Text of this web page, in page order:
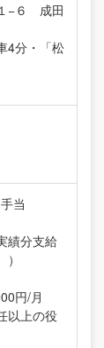
−６ 成田
4分・「松
当
績分支給
円/月
以上の役